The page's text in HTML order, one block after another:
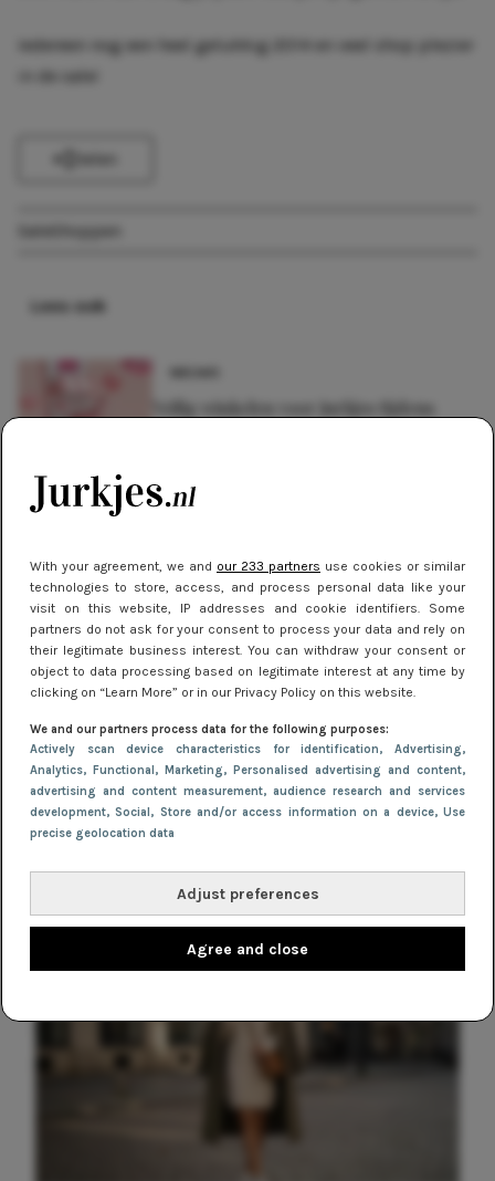
With your agreement, we and our 233 partners use cookies or similar
technologies to store, access, and process personal data like your
visit on this website, IP addresses and cookie identifiers. Some
partners do not ask for your consent to process your data and rely on
their legitimate business interest. You can withdraw your consent or
object to data processing based on legitimate interest at any time by
clicking on “Learn More” or in our Privacy Policy on this website.
We and our partners process data for the following purposes:
Actively scan device characteristics for identification, Advertising,
Analytics, Functional, Marketing, Personalised advertising and content,
advertising and content measurement, audience research and services
development, Social, Store and/or access information on a device, Use
precise geolocation data
Adjust preferences
Agree and close
Iedereen nog een heel gelukkig 2014 en veel shop plezier
in de sale!
Sale Shoppen
Lees ook
Veilig winkelen voor jurkjes tijdens
SHOPPEN
NIEUWS
De beste sneakers voor elke
jurklengte: zo draag je sportief en
chic
NIEUWS
Oranje & geel: de felgekleurde
winterjurken trend die je wilt dragen